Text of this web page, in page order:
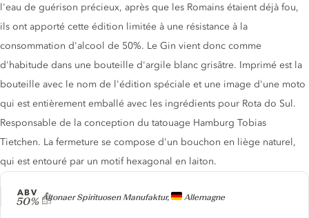
Producteur
Altonaer Spirituosen Manufaktur, Allemagne
ABV
50%
l'eau de guérison précieux, après que les Romains étaient déjà fou,
ils ont apporté cette édition limitée à une résistance à la
consommation d'alcool de 50%. Le Gin vient donc comme
d'habitude dans une bouteille d'argile blanc grisâtre. Imprimé est la
bouteille avec le nom de l'édition spéciale et une image d'une moto
qui est entièrement emballé avec les ingrédients pour Rota do Sul.
Responsable de la conception du tatouage Hamburg Tobias
Tietchen. La fermeture se compose d'un bouchon en liège naturel,
qui est entouré par un motif hexagonal en laiton.